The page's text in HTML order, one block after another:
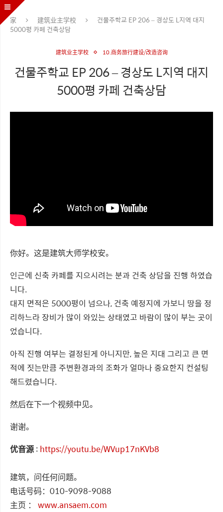
家 建筑业主学校
건물주학교 EP 206 – 경상도 L지역 대지
5000평 카페 건축상담
建筑业主学校 10.商务旅行建设/改造咨询
건물주학교 EP 206 – 경상도 L지역 대지
5000평 카페 건축상담
你好。这是建筑大师学校安。
인근에 신축 카페를 지으시려는 분과 건축 상담을 진행 하였습
니다.
대지 면적은 5000평이 넘으나, 건축 예정지에 가보니 땅을 정
리하느라 장비가 많이 와있는 상태였고 바람이 많이 부는 곳이
었습니다.
아직 진행 여부는 결정된게 아니지만, 높은 지대 그리고 큰 면
적에 짓는만큼 주변환경과의 조화가 얼마나 중요한지 컨설팅
해드렸습니다.
然后在下一个视频中见。
谢谢。
优音源 : https://youtu.be/WVup17nKVb8
建筑，问任何问题。
电话号码：010-9098-9088
主页 ： www.ansaem.com